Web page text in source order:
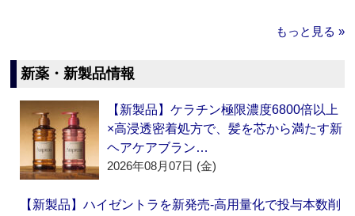
もっと見る »
新薬・新製品情報
【新製品】ケラチン極限濃度6800倍以上
×高浸透密着処方で、髪を芯から満たす新
ヘアケアブラン…
2026年08月07日 (金)
【新製品】ハイゼントラを新発売‐高用量化で投与本数削